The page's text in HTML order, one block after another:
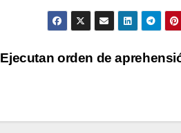
Ejecutan orden de